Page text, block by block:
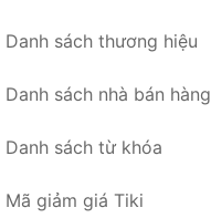
Danh sách thương hiệu
Danh sách nhà bán hàng
Danh sách từ khóa
Mã giảm giá Tiki